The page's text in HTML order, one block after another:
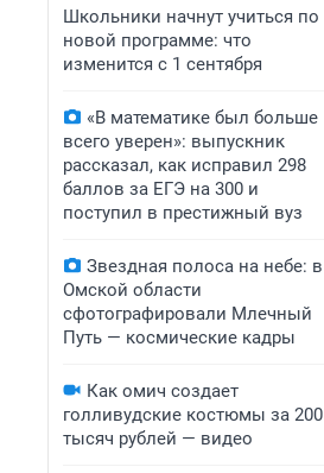
Школьники начнут учиться по
новой программе: что
изменится с 1 сентября
«В математике был больше
всего уверен»: выпускник
рассказал, как исправил 298
баллов за ЕГЭ на 300 и
поступил в престижный вуз
Звездная полоса на небе: в
Омской области
сфотографировали Млечный
Путь — космические кадры
Как омич создает
голливудские костюмы за 200
тысяч рублей — видео